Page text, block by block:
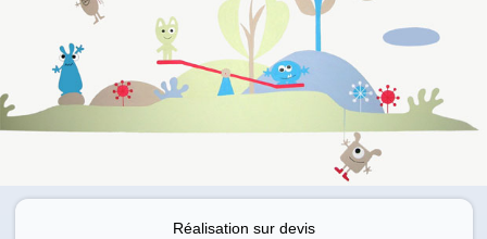
Réalisation sur devis